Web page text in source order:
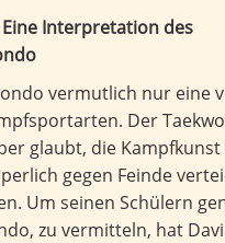
Interpretation des
vermutlich nur eine
Der
glaubt, die
gegen Feinde
Um seinen Schülern
zu vermitteln, hat